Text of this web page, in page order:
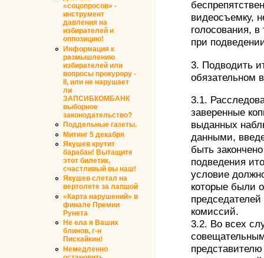
«соцопросов» -
инструмент
давления на
избирателей и
оппозицию!
Информация к
размышлению
избирателей или
вопросы прокурору -
II, или не нарушает
ли
ЗАПСИБКОМБАНК
выборное
законодательство?
Поддельные газеты.
Митинг 5 декабря
Якушев крутит
барабан! Вытащите
этот билетик,
счастливый вы наш!
Якушев слетал на
вертолете за лапшой
«Карта нарушений» в
финале Премии
Рунета
Не ела я Ваших
блинов, г-н
Пискайкин!
Немедленно
видеосъемку,
голосования, в
при
3. Подводить
обязательном
3.1.
заверенные
выданных
данными,
быть
подведения
условие
которые были
комиссий.
3.2. Во всех